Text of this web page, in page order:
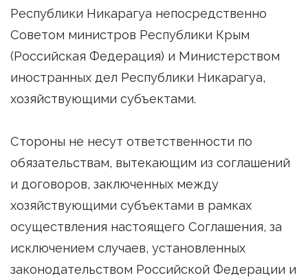
Республики Никарагуа непосредственно
Советом министров Республики Крым
(Российская Федерация) и Министерством
иностранных дел Республики Никарагуа,
хозяйствующими субъектами.
Стороны не несут ответственности по
обязательствам, вытекающим из соглашений
и договоров, заключенных между
хозяйствующими субъектами в рамках
осуществления настоящего Соглашения, за
исключением случаев, установленных
законодательством Российской Федерации и